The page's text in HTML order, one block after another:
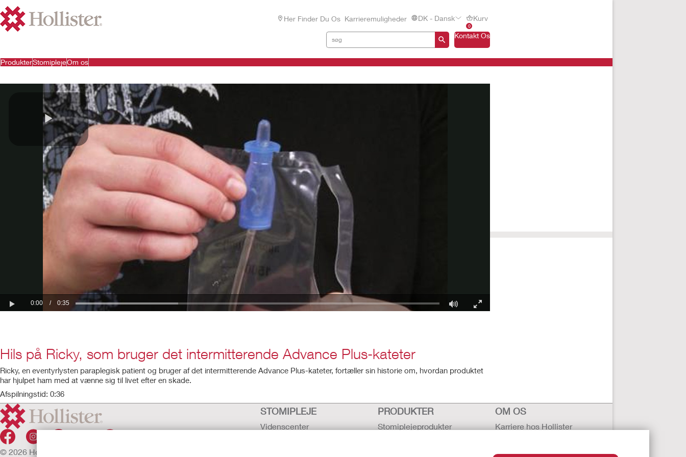
Her Finder Du Os Karrieremuligheder DK - Dansk
0
Kurv
Kontakt Os
ProdukterStomiplejeOm os
Hils på Ricky, som bruger det intermitterende Advance Plus-kateter
Ricky, en eventyrlysten paraplegisk patient og bruger af det intermitterende Advance Plus-kateter, fortæller sin historie om, hvordan produktet
har hjulpet ham med at vænne sig til livet efter en skade.
Afspilningstid: 0:36
© 2026 Hollister Incorporated
STOMIPLEJE
Videnscenter
PRODUKTER
Stomiplejeprodukter
OM OS
Karriere hos Hollister